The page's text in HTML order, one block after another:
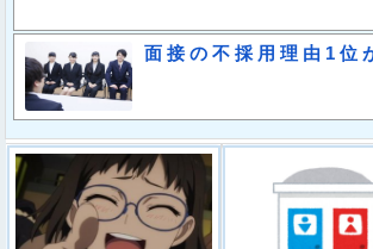
面 接 の 不 採 用 理 由 1 位